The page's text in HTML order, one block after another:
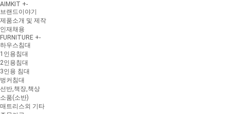
AIMKIT +-
브랜드이야기
제품소개 및 제작
인재채용
FURNITURE +-
하우스침대
1인용침대
2인용침대
3인용 침대
벙커침대
선반,책장,책상
소품(소반)
매트리스외 기타